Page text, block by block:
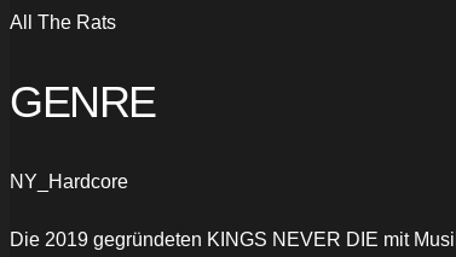
All The Rats
GENRE
NY_Hardcore
Die 2019 gegründeten KINGS NEVER DIE mit